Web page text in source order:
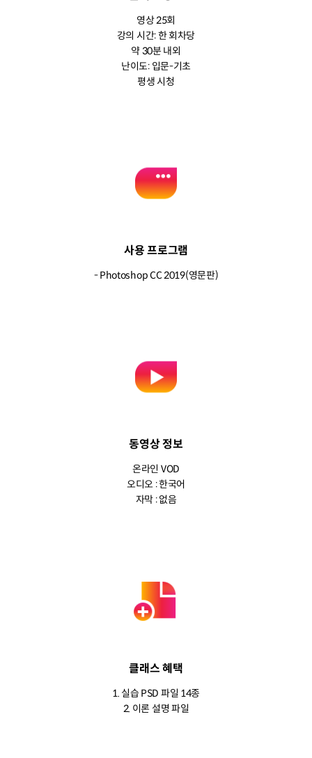
영상 25회
강의 시간: 한 회차당
약 30분 내외
난이도: 입문-기초
평생 시청
사용 프로그램
- Photoshop CC 2019(영문판)
동영상 정보
온라인 VOD
오디오 : 한국어
자막 : 없음
클래스 혜택
1. 실습 PSD 파일 14종
2. 이론 설명 파일